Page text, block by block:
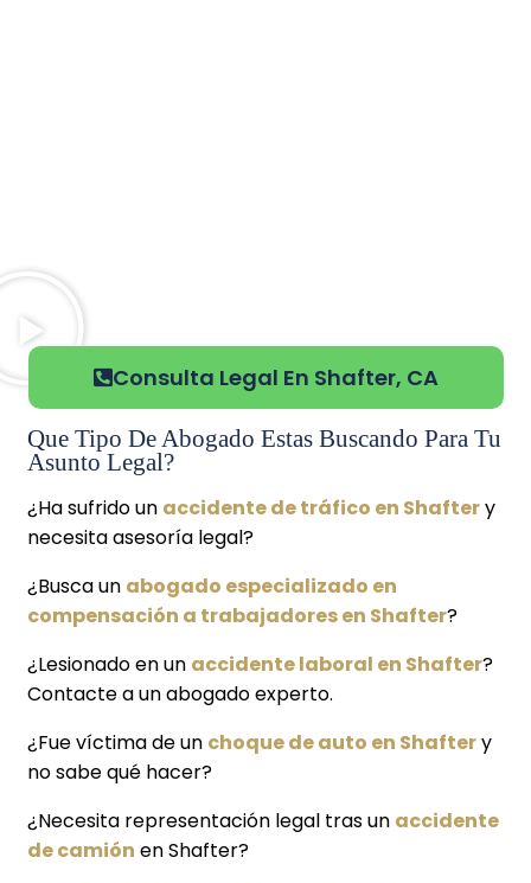
Consulta Legal En Shafter, CA
Que Tipo De Abogado Estas Buscando Para Tu
Asunto Legal?
¿Ha sufrido un accidente de tráfico en Shaftery
necesita asesoría legal?
¿Busca un abogado especializado en
compensación a trabajadores en Shafter?
¿Lesionado en un accidente laboral en Shafter?
Contacte a un abogado experto.
¿Fue víctima de un choque de auto en Shaftery
no sabe qué hacer?
¿Necesita representación legal tras un accidente
de camión en Shafter?